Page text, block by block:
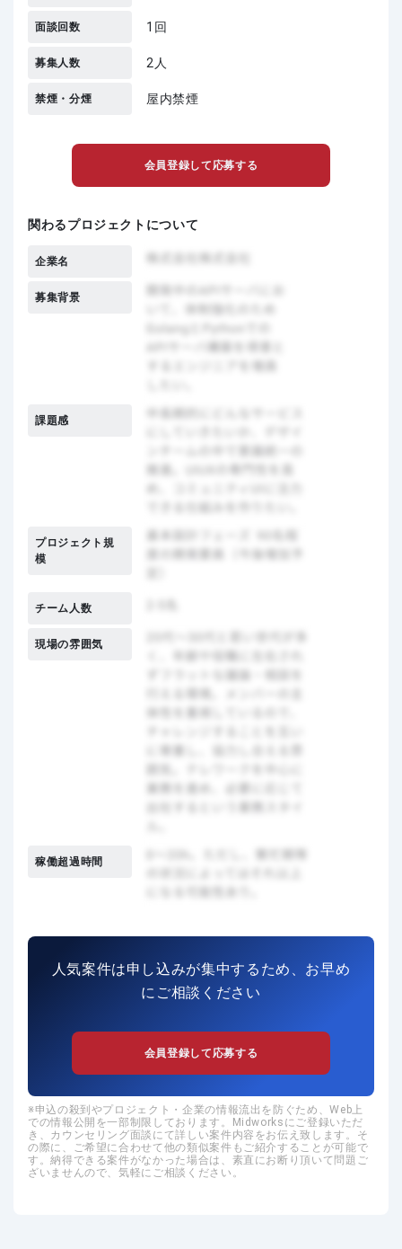
面談回数 1回
募集人数 2人
禁煙・分煙 屋内禁煙
会員登録して応募する
関わるプロジェクトについて
企業名
募集背景
課題感
プロジェクト規
模
チーム人数
現場の雰囲気
稼働超過時間
人気案件は申し込みが集中するため、お早め
にご相談ください
会員登録して応募する
申込の殺到やプロジェクト・企業の情報流出を防ぐため、Web上
での情報公開を一部制限しております。Midworksにご登録いただ
き、カウンセリング面談にて詳しい案件内容をお伝え致します。そ
の際に、ご希望に合わせて他の類似案件もご紹介することが可能で
す。納得できる案件がなかった場合は、素直にお断り頂いて問題ご
ざいませんので、気軽にご相談ください。